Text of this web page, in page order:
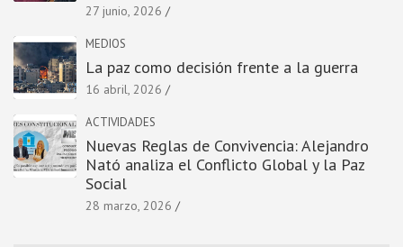
27 junio, 2026
MEDIOS
La paz como decisión frente a la guerra
16 abril, 2026
ACTIVIDADES
Nuevas Reglas de Convivencia: Alejandro
Nató analiza el Conflicto Global y la Paz
Social
28 marzo, 2026